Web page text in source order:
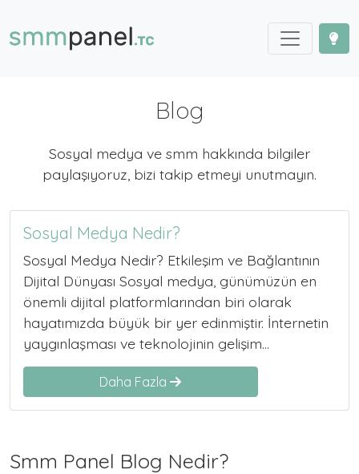
Blog
Sosyal medya ve smm hakkında bilgiler
paylaşıyoruz, bizi takip etmeyi unutmayın.
Sosyal Medya Nedir?
Sosyal Medya Nedir? Etkileşim ve Bağlantının
Dijital Dünyası Sosyal medya, günümüzün en
önemli dijital platformlarından biri olarak
hayatımızda büyük bir yer edinmiştir. İnternetin
yaygınlaşması ve teknolojinin gelişim...
Daha Fazla
Smm Panel Blog Nedir?